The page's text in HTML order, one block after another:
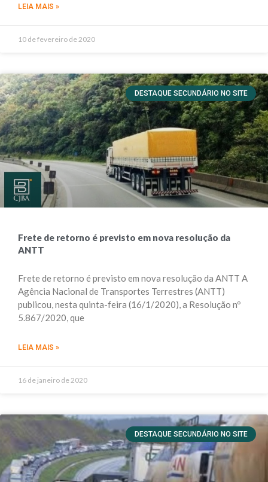
LEIA MAIS »
10 de fevereiro de 2020
DESTAQUE SECUNDÁRIO NO SITE
Frete de retorno é previsto em nova resolução da
ANTT
Frete de retorno é previsto em nova resolução da ANTT A
Agência Nacional de Transportes Terrestres (ANTT)
publicou, nesta quinta-feira (16/1/2020), a Resolução nº
5.867/2020, que
LEIA MAIS »
16 de janeiro de 2020
DESTAQUE SECUNDÁRIO NO SITE